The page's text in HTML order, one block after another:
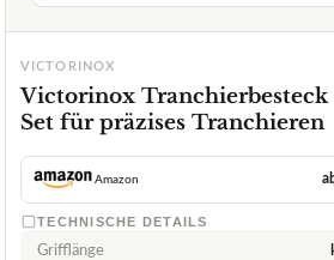
VICTORINOX
Victorinox
Set für präzises Tranchieren
Amazon
TECHNISCHE DETAILS
Grifflänge